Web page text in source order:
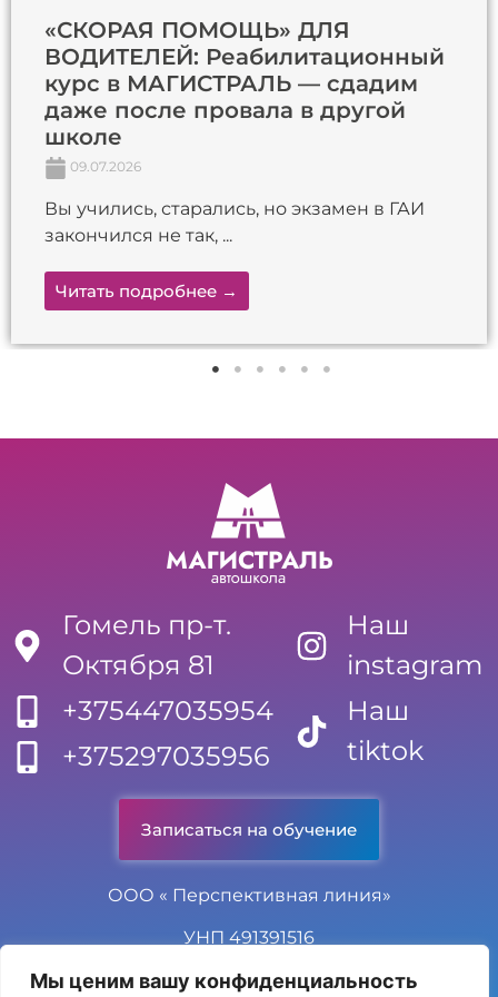
Мы ценим вашу конфиденциальность
«СКОРАЯ ПОМОЩЬ» ДЛЯ
ВОДИТЕЛЕЙ: Реабилитационный
курс в МАГИСТРАЛЬ — сдадим
даже после провала в другой
школе
09.07.2026
Вы учились, старались, но экзамен в ГАИ
закончился не так, ...
Читать подробнее →
Гомель пр-т.
Октября 81
+375447035954
+375297035956
Наш
instagram
Наш
tiktok
Записаться на обучение
ООО « Перспективная линия»
УНП 491391516
© Автошкола «Магистраль» 2025